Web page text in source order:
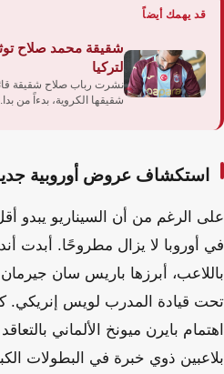
قد يهمك أيضاً
شقيقة محمد صلاح
لتركيا
نشرت رباب صلاح شقيقة
شقيقها الكروية، بدءاً من
استكشاف عروض أوروبية
على الرغم من أن السيناريو يبدو
في أوروبا لا يزال مطروحًا. أبدت
باللاعب، أبرزها باريس سان
تحت قيادة المدرب لويس إنريكي.
اهتمام بايرن ميونخ الألماني
بلاعبين ذوي خبرة في البطولات